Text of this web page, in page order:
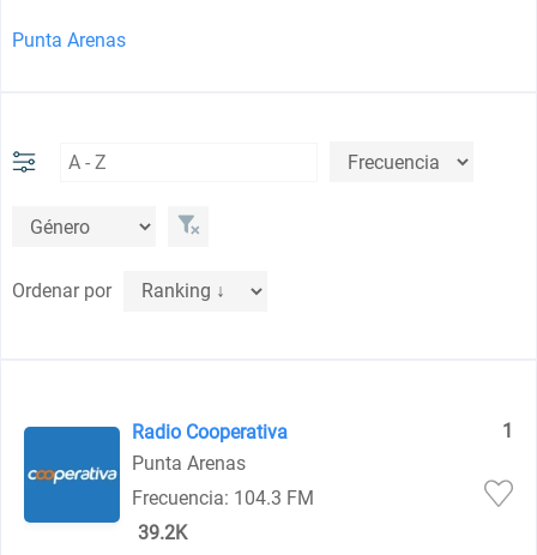
Punta Arenas
Ordenar por
Radio Cooperativa
1
Punta Arenas
Frecuencia: 104.3 FM
39.2K